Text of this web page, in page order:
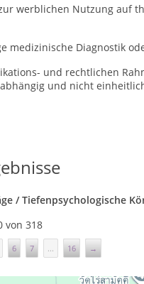
werblichen Nutzung auf
medizinische Diagnostik
und rechtlichen
und nicht
/ Tiefenpsychologische
von 318
6 7 ... 16 →